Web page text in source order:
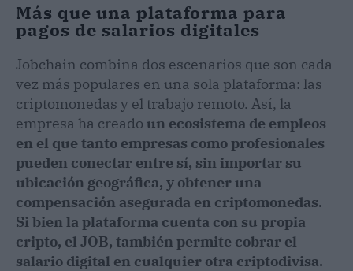
Más que una plataforma para
pagos de salarios digitales
Jobchain combina dos escenarios que son cada
vez más populares en una sola plataforma: las
criptomonedas y el trabajo remoto. Así, la
empresa ha creado un ecosistema de empleos
en el que tanto empresas como profesionales
pueden conectar entre sí, sin importar su
ubicación geográfica, y obtener una
compensación asegurada en criptomonedas.
Si bien la plataforma cuenta con su propia
cripto, el JOB, también permite cobrar el
salario digital en cualquier otra criptodivisa.